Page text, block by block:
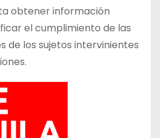
obtener información
el cumplimiento de las
de los sujetos intervinientes